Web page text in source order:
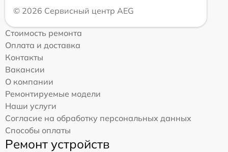
© 2026 Сервисный центр AEG
Стоимость ремонта
Оплата и доставка
Контакты
Вакансии
О компании
Ремонтируемые модели
Наши услуги
Согласие на обработку персональных данных
Способы оплаты
Ремонт устройств